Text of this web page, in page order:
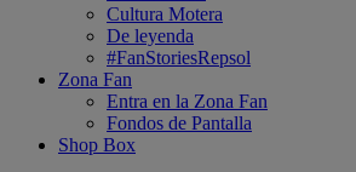
Cultura Motera
De leyenda
#FanStoriesRepsol
Zona Fan
Entra en la Zona Fan
Fondos de Pantalla
Shop Box